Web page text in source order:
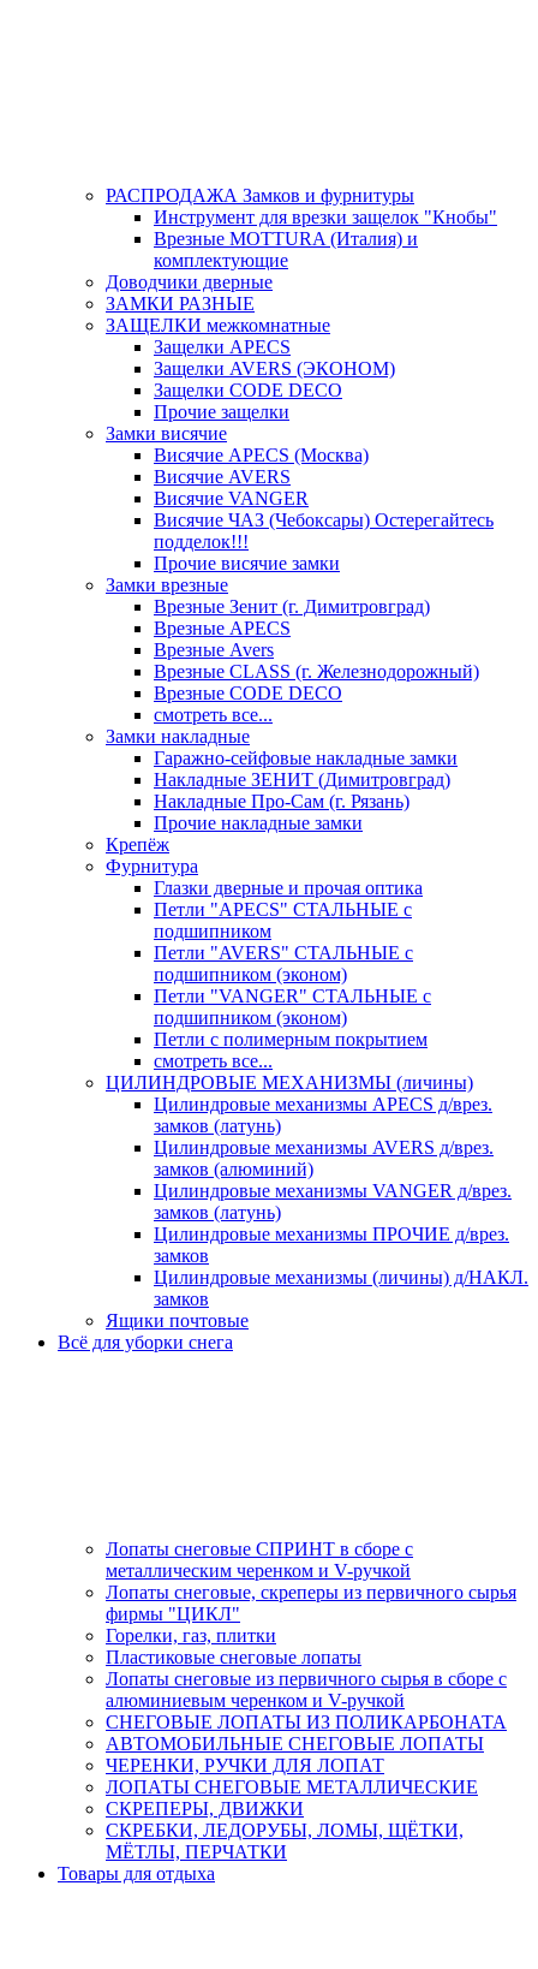
РАСПРОДАЖА Замков и фурнитуры
Инструмент для врезки защелок "Кнобы"
Врезные MOTTURA (Италия) и
комплектующие
Доводчики дверные
ЗАМКИ РАЗНЫЕ
ЗАЩЕЛКИ межкомнатные
Защелки APECS
Защелки AVERS (ЭКОНОМ)
Защелки CODE DECO
Прочие защелки
Замки висячие
Висячие APECS (Москва)
Висячие AVERS
Висячие VANGER
Висячие ЧАЗ (Чебоксары) Остерегайтесь
подделок!!!
Прочие висячие замки
Замки врезные
Врезные Зенит (г. Димитровград)
Врезные APECS
Врезные Avers
Врезные CLASS (г. Железнодорожный)
Врезные CODE DECO
смотреть все...
Замки накладные
Гаражно-сейфовые накладные замки
Накладные ЗЕНИТ (Димитровград)
Накладные Про-Сам (г. Рязань)
Прочие накладные замки
Крепёж
Фурнитура
Глазки дверные и прочая оптика
Петли "APECS" СТАЛЬНЫЕ с
подшипником
Петли "AVERS" СТАЛЬНЫЕ с
подшипником (эконом)
Петли "VANGER" СТАЛЬНЫЕ с
подшипником (эконом)
Петли с полимерным покрытием
смотреть все...
ЦИЛИНДРОВЫЕ МЕХАНИЗМЫ (личины)
Цилиндровые механизмы APECS д/врез.
замков (латунь)
Цилиндровые механизмы AVERS д/врез.
замков (алюминий)
Цилиндровые механизмы VANGER д/врез.
замков (латунь)
Цилиндровые механизмы ПРОЧИЕ д/врез.
замков
Цилиндровые механизмы (личины) д/НАКЛ.
замков
Ящики почтовые
Всё для уборки снега
Лопаты снеговые СПРИНТ в сборе с
металлическим черенком и V-ручкой
Лопаты снеговые, скреперы из первичного сырья
фирмы "ЦИКЛ"
Горелки, газ, плитки
Пластиковые снеговые лопаты
Лопаты снеговые из первичного сырья в сборе с
алюминиевым черенком и V-ручкой
СНЕГОВЫЕ ЛОПАТЫ ИЗ ПОЛИКАРБОНАТА
АВТОМОБИЛЬНЫЕ СНЕГОВЫЕ ЛОПАТЫ
ЧЕРЕНКИ, РУЧКИ ДЛЯ ЛОПАТ
ЛОПАТЫ СНЕГОВЫЕ МЕТАЛЛИЧЕСКИЕ
СКРЕПЕРЫ, ДВИЖКИ
СКРЕБКИ, ЛЕДОРУБЫ, ЛОМЫ, ЩЁТКИ,
МЁТЛЫ, ПЕРЧАТКИ
Товары для отдыха